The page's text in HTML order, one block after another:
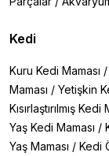
Kedi
Kuru Kedi Maması /
Maması / Yetişkin
Kısırlaştırılmış Kedi
Yaş Kedi Maması /
Yaş Maması / Kedi